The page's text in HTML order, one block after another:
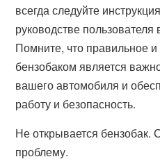
всегда следуйте
руководстве
Помните, что правильное
бензобаком является
вашего автомобиля и
работу и безопасность.
Не открывается бензобак.
проблему.